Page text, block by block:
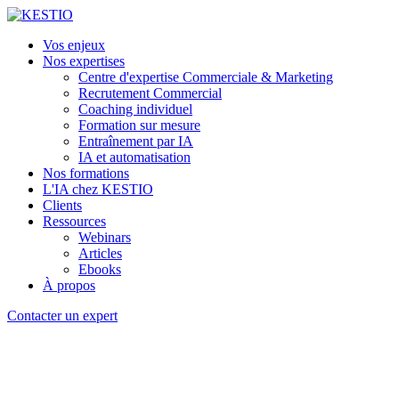
Vos enjeux
Nos expertises
Centre d'expertise Commerciale & Marketing
Recrutement Commercial
Coaching individuel
Formation sur mesure
Entraînement par IA
IA et automatisation
Nos formations
L'IA chez KESTIO
Clients
Ressources
Webinars
Articles
Ebooks
À propos
Contacter un expert